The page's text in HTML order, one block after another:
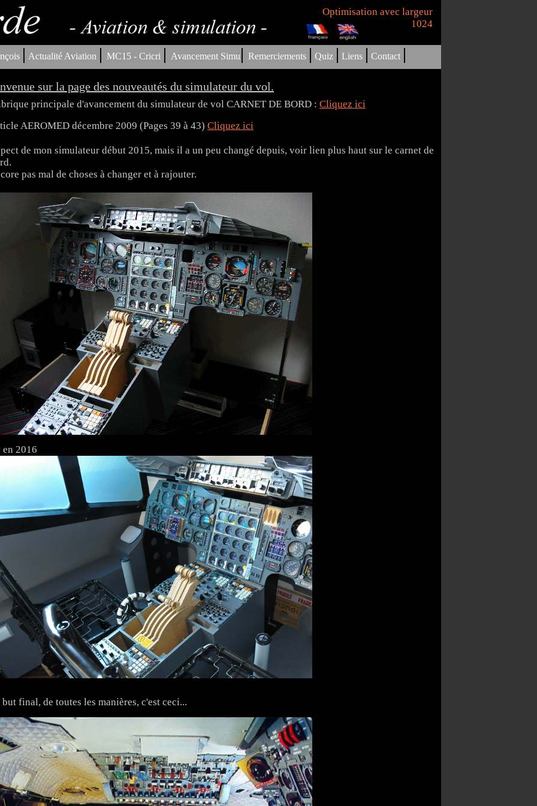
Optimisation avec largeur
1024
| Actualité Aviation | MC15 - Cricri | Avancement Simu| Remerciements | Quiz | Liens | Contact |
sur la page des nouveautés du simulateur du vol.
principale d'avancement du simulateur de vol CARNET DE BORD : Cliquez ici
AEROMED décembre 2009 (Pages 39 à 43) Cliquez ici
de mon simulateur début 2015, mais il a un peu changé depuis, voir lien plus haut sur le carnet de
pas mal de choses à changer et à rajouter.
2016
but final, de toutes les manières, c'est ceci...